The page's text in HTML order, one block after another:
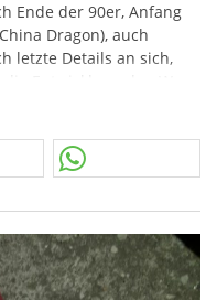
Ende der 90er, Anfang
Dragon), auch
letzte Details an sich,
ganz gut… schon mal
zugemacht, auch
Damit enden aber schon
dem Bild zu entnehmen.
die Rubrik
funktionieren. Weitere